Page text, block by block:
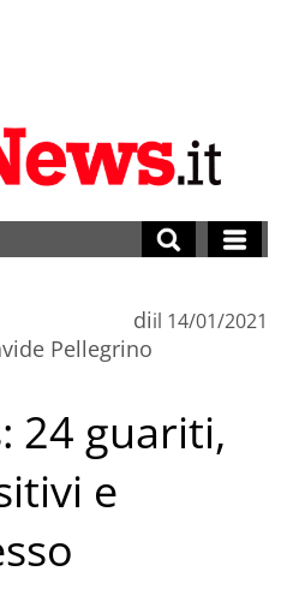
di
Pellegrino
il 14/01/2021
24 guariti,
e